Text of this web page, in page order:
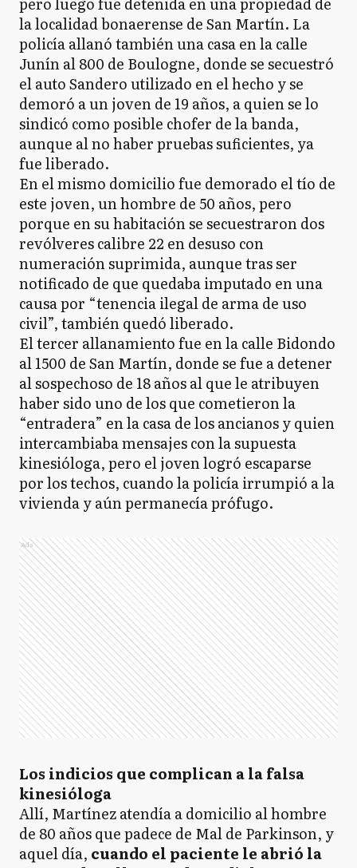
la localidad bonaerense de San Martín. La
policía allanó también una casa en la calle
Junín al 800 de Boulogne, donde se secuestró
el auto Sandero utilizado en el hecho y se
demoró a un joven de 19 años, a quien se lo
sindicó como posible chofer de la banda,
aunque al no haber pruebas suficientes, ya
fue liberado.
En el mismo domicilio fue demorado el tío de
este joven, un hombre de 50 años, pero
porque en su habitación se secuestraron dos
revólveres calibre 22 en desuso con
numeración suprimida, aunque tras ser
notificado de que quedaba imputado en una
causa por “tenencia ilegal de arma de uso
civil”, también quedó liberado.
El tercer allanamiento fue en la calle Bidondo
al 1500 de San Martín, donde se fue a detener
al sospechoso de 18 años al que le atribuyen
haber sido uno de los que cometieron la
“entradera” en la casa de los ancianos y quien
intercambiaba mensajes con la supuesta
kinesióloga, pero el joven logró escaparse
por los techos, cuando la policía irrumpió a la
vivienda y aún permanecía prófugo.
Ads
Los indicios que complican a la falsa
kinesióloga
Allí, Martínez atendía a domicilio al hombre
de 80 años que padece de Mal de Parkinson, y
aquel día, cuando el paciente le abrió la